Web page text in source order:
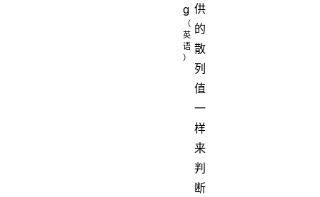
供
的
散
列
值
一
样
来
判
断
g